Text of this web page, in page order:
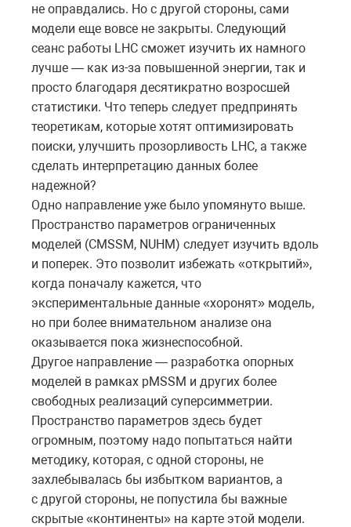
не оправдались. Но с другой стороны, сами
модели еще вовсе не закрыты. Следующий
сеанс работы LHC сможет изучить их намного
лучше — как из-за повышенной энергии, так и
просто благодаря десятикратно возросшей
статистики. Что теперь следует предпринять
теоретикам, которые хотят оптимизировать
поиски, улучшить прозорливость LHC, а также
сделать интерпретацию данных более
надежной?
Одно направление уже было упомянуто выше.
Пространство параметров ограниченных
моделей (CMSSM, NUHM) следует изучить вдоль
и поперек. Это позволит избежать «открытий»,
когда поначалу кажется, что
экспериментальные данные «хоронят» модель,
но при более внимательном анализе она
оказывается пока жизнеспособной.
Другое направление — разработка опорных
моделей в рамках pMSSM и других более
свободных реализаций суперсимметрии.
Пространство параметров здесь будет
огромным, поэтому надо попытаться найти
методику, которая, с одной стороны, не
захлебывалась бы избытком вариантов, а
с другой стороны, не попустила бы важные
скрытые «континенты» на карте этой модели.